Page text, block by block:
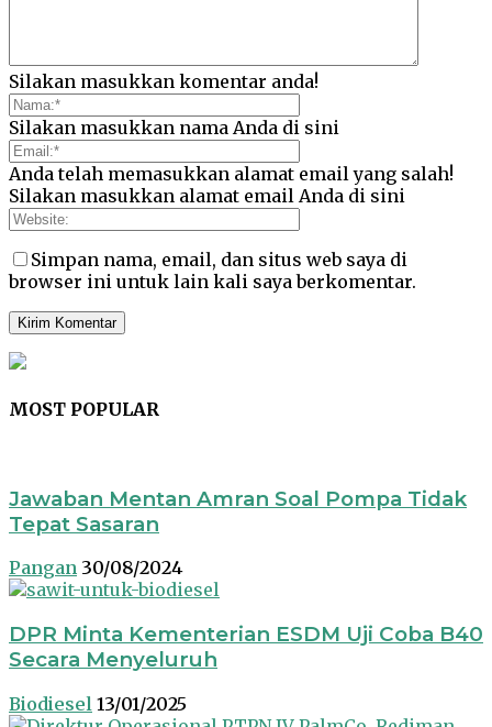
Silakan masukkan komentar anda!
Silakan masukkan nama Anda di sini
Anda telah memasukkan alamat email yang salah!
Silakan masukkan alamat email Anda di sini
Simpan nama, email, dan situs web saya di
browser ini untuk lain kali saya berkomentar.
MOST POPULAR
Jawaban Mentan Amran Soal Pompa Tidak
Tepat Sasaran
Pangan 30/08/2024
DPR Minta Kementerian ESDM Uji Coba B40
Secara Menyeluruh
Biodiesel 13/01/2025